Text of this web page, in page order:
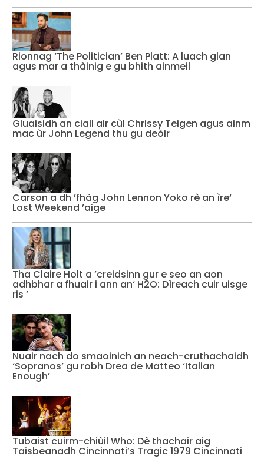
Rionnag ‘The Politician’ Ben Platt: A luach glan
agus mar a thàinig e gu bhith ainmeil
Gluaisidh an ciall air cùl Chrissy Teigen agus ainm
mac ùr John Legend thu gu deòir
Carson a dh ’fhàg John Lennon Yoko rè an ìre‘
Lost Weekend ’aige
Tha Claire Holt a ’creidsinn gur e seo an aon
adhbhar a fhuair i ann an‘ H2O: Dìreach cuir uisge
ris ’
Nuair nach do smaoinich an neach-cruthachaidh
‘Sopranos’ gu robh Drea de Matteo ‘Italian
Enough’
Tubaist cuirm-chiùil Who: Dè thachair aig
Taisbeanadh Cincinnati’s Tragic 1979 Cincinnati